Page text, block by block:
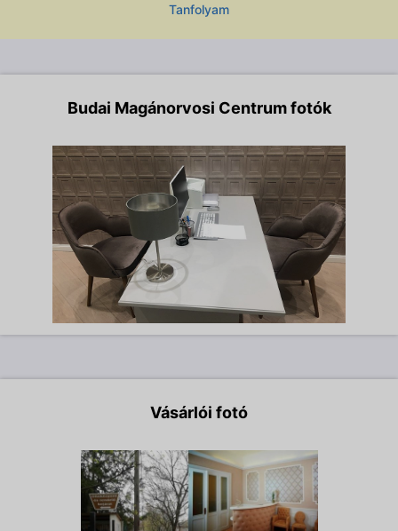
Tanfolyam
Budai Magánorvosi Centrum fotók
Vásárlói fotó